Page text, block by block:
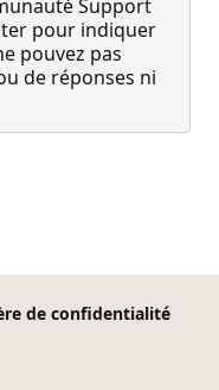
Support
pour indiquer
pouvez pas
de réponses ni
de confidentialité